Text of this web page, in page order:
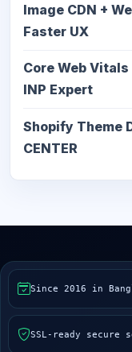
Image CDN +
Faster UX
Core Web Vitals
INP Expert
Shopify Theme
CENTER
Since 2016 in
SSL-ready secure